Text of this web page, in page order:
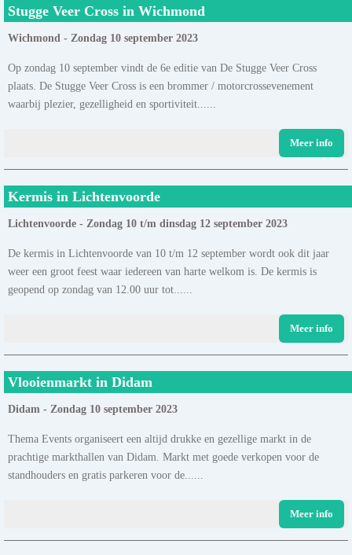
Stugge Veer Cross in Wichmond
Wichmond - Zondag 10 september 2023
Op zondag 10 september vindt de 6e editie van De Stugge Veer Cross
plaats. De Stugge Veer Cross is een brommer / motorcrossevenement
waarbij plezier, gezelligheid en sportiviteit......
Meer info
Kermis in Lichtenvoorde
Lichtenvoorde - Zondag 10 t/m dinsdag 12 september 2023
De kermis in Lichtenvoorde van 10 t/m 12 september wordt ook dit jaar
weer een groot feest waar iedereen van harte welkom is. De kermis is
geopend op zondag van 12.00 uur tot......
Meer info
Vlooienmarkt in Didam
Didam - Zondag 10 september 2023
Thema Events organiseert een altijd drukke en gezellige markt in de
prachtige markthallen van Didam. Markt met goede verkopen voor de
standhouders en gratis parkeren voor de......
Meer info